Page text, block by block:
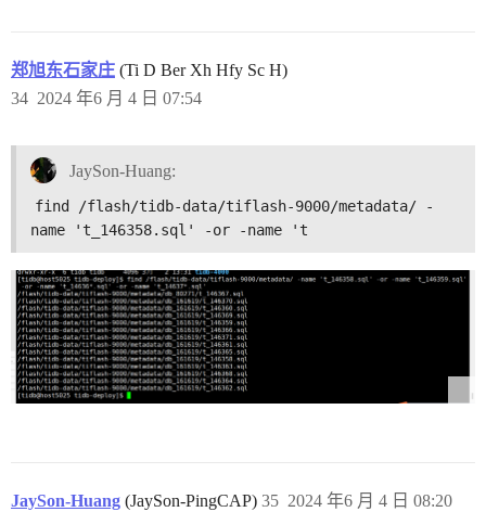
郑旭东石家庄 (Ti D Ber Xh Hfy Sc H)
2024 年6 月 4 日 07:54
34
JaySon-Huang:
find /flash/tidb-data/tiflash-9000/metadata/ -
name 't_146358.sql' -or -name 't
JaySon-Huang (JaySon-PingCAP) 2024 年6 月 4 日 08:20
35